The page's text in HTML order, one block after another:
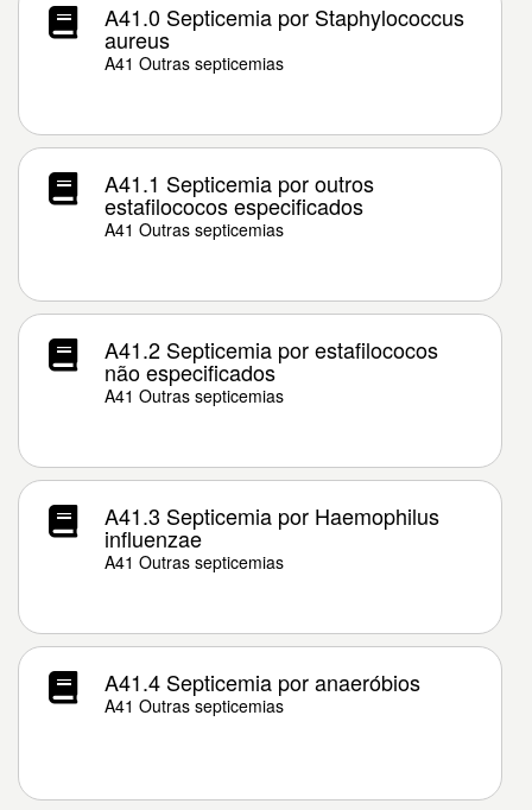
A41.0 Septicemia por Staphylococcus
aureus
A41 Outras septicemias
A41.1 Septicemia por outros
estafilococos especificados
A41 Outras septicemias
A41.2 Septicemia por estafilococos
não especificados
A41 Outras septicemias
A41.3 Septicemia por Haemophilus
influenzae
A41 Outras septicemias
A41.4 Septicemia por anaeróbios
A41 Outras septicemias